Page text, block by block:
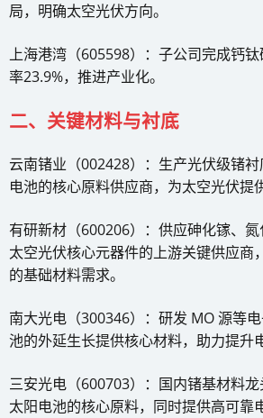
局，明确太空光伏方向。
上海港湾（605598）：子公司完成钙
率23.9%，推进产业化。
二、关键材料与衬底
云南锗业（002428）：生产光伏级锗
电池的核心原料供应商，为太空光伏提
有研新材（600206）：供应砷化镓、
太空光伏核心元器件的上游关键供应商
的基础材料需求。
南大光电（300346）：研发 MO 源等
池的外延生长提供核心材料，助力提升
三安光电（600703）：国内锗基材料
太阳电池的核心原料，同时提供高可靠